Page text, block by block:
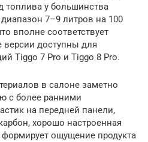
топлива у большинства
7–9 литров на 100
вполне соответствует
доступны для
Tiggo 7 Pro и Tiggo 8 Pro.
в салоне заметно
с более ранними
на передней панели,
хорошо настроенная
ощущение продукта